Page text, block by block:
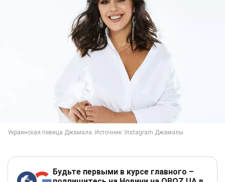
Будьте первыми в курсе главного –